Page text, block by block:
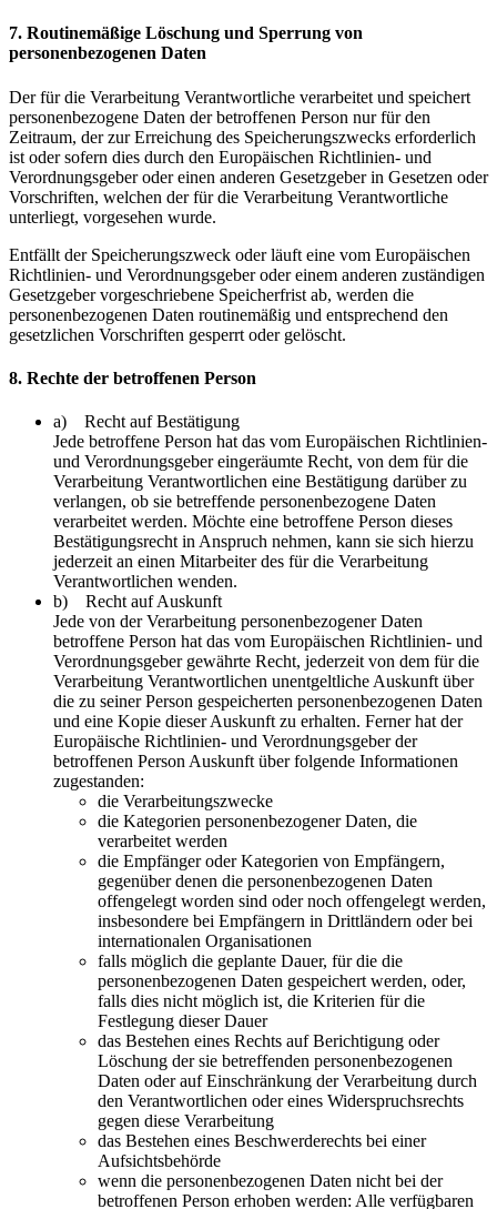
7. Routinemäßige Löschung und Sperrung von
personenbezogenen Daten
Der für die Verarbeitung Verantwortliche verarbeitet und speichert
personenbezogene Daten der betroffenen Person nur für den
Zeitraum, der zur Erreichung des Speicherungszwecks erforderlich
ist oder sofern dies durch den Europäischen Richtlinien- und
Verordnungsgeber oder einen anderen Gesetzgeber in Gesetzen oder
Vorschriften, welchen der für die Verarbeitung Verantwortliche
unterliegt, vorgesehen wurde.
Entfällt der Speicherungszweck oder läuft eine vom Europäischen
Richtlinien- und Verordnungsgeber oder einem anderen zuständigen
Gesetzgeber vorgeschriebene Speicherfrist ab, werden die
personenbezogenen Daten routinemäßig und entsprechend den
gesetzlichen Vorschriften gesperrt oder gelöscht.
8. Rechte der betroffenen Person
a) Recht auf Bestätigung
Jede betroffene Person hat das vom Europäischen Richtlinien-
und Verordnungsgeber eingeräumte Recht, von dem für die
Verarbeitung Verantwortlichen eine Bestätigung darüber zu
verlangen, ob sie betreffende personenbezogene Daten
verarbeitet werden. Möchte eine betroffene Person dieses
Bestätigungsrecht in Anspruch nehmen, kann sie sich hierzu
jederzeit an einen Mitarbeiter des für die Verarbeitung
Verantwortlichen wenden.
b) Recht auf Auskunft
Jede von der Verarbeitung personenbezogener Daten
betroffene Person hat das vom Europäischen Richtlinien- und
Verordnungsgeber gewährte Recht, jederzeit von dem für die
Verarbeitung Verantwortlichen unentgeltliche Auskunft über
die zu seiner Person gespeicherten personenbezogenen Daten
und eine Kopie dieser Auskunft zu erhalten. Ferner hat der
Europäische Richtlinien- und Verordnungsgeber der
betroffenen Person Auskunft über folgende Informationen
zugestanden:
die Verarbeitungszwecke
die Kategorien personenbezogener Daten, die
verarbeitet werden
die Empfänger oder Kategorien von Empfängern,
gegenüber denen die personenbezogenen Daten
offengelegt worden sind oder noch offengelegt werden,
insbesondere bei Empfängern in Drittländern oder bei
internationalen Organisationen
falls möglich die geplante Dauer, für die die
personenbezogenen Daten gespeichert werden, oder,
falls dies nicht möglich ist, die Kriterien für die
Festlegung dieser Dauer
das Bestehen eines Rechts auf Berichtigung oder
Löschung der sie betreffenden personenbezogenen
Daten oder auf Einschränkung der Verarbeitung durch
den Verantwortlichen oder eines Widerspruchsrechts
gegen diese Verarbeitung
das Bestehen eines Beschwerderechts bei einer
Aufsichtsbehörde
wenn die personenbezogenen Daten nicht bei der
betroffenen Person erhoben werden: Alle verfügbaren